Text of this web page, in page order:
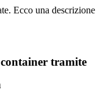
Ecco una descrizione
tramite